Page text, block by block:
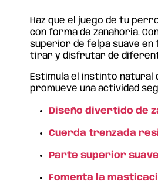
Haz que el juego de tu
con forma de zanahoria.
superior de felpa suave
tirar y disfrutar de
Estimula el instinto natural
promueve una actividad
Diseño divertido de
Cuerda trenzada
Parte superior
Fomenta la